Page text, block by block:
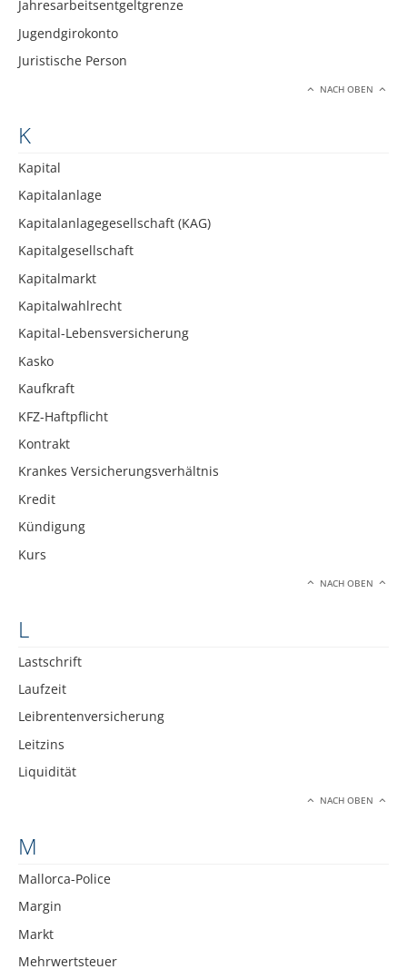
Jahresarbeitsentgeltgrenze
Jugendgirokonto
Juristische Person
NACH OBEN
K
Kapital
Kapitalanlage
Kapitalanlagegesellschaft (KAG)
Kapitalgesellschaft
Kapitalmarkt
Kapitalwahlrecht
Kapital-Lebensversicherung
Kasko
Kaufkraft
KFZ-Haftpflicht
Kontrakt
Krankes Versicherungsverhältnis
Kredit
Kündigung
Kurs
NACH OBEN
L
Lastschrift
Laufzeit
Leibrentenversicherung
Leitzins
Liquidität
NACH OBEN
M
Mallorca-Police
Margin
Markt
Mehrwertsteuer